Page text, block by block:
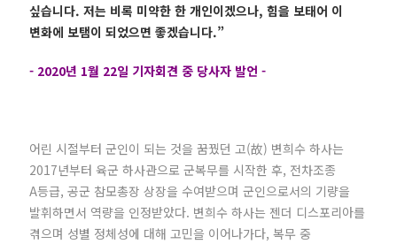
싶습니다. 저는 비록 미약한 한 개인이겠으나, 힘을 보태어 이
변화에 보탬이 되었으면 좋겠습니다.”
- 2020년 1월 22일 기자회견 중 당사자 발언 -
어린 시절부터 군인이 되는 것을 꿈꿨던 고(故) 변희수 하사는
2017년부터 육군 하사관으로 군복무를 시작한 후, 전차조종
A등급, 공군 참모총장 상장을 수여받으며 군인으로서의 기량을
발휘하면서 역량을 인정받았다. 변희수 하사는 젠더 디스포리아를
겪으며 성별 정체성에 대해 고민을 이어나가다, 복무 중